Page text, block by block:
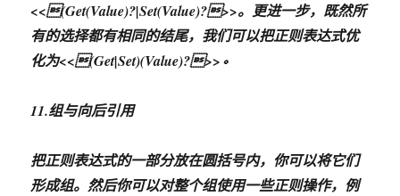
<<(Get(Value)?|Set(Value)?>>。更进一步，既然所
有的选择都有相同的结尾，我们可以把正则表达式优
化为<<(Get|Set)(Value)?>>。
11.组与向后引用
把正则表达式的一部分放在圆括号内，你可以将它们
形成组。然后你可以对整个组使用一些正则操作，例